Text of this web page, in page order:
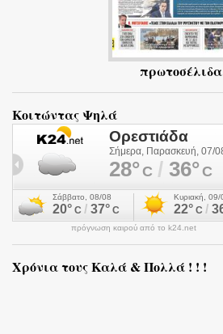
πρωτοσέλιδα
Κοιτώντας Ψηλά
πρόγνωση καιρού από το k24.net
Χρόνια τους Καλά & Πολλά ! ! !